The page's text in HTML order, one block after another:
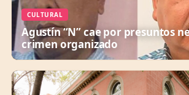
CULTURAL
Agustín “N” cae por presuntos
crimen organizado